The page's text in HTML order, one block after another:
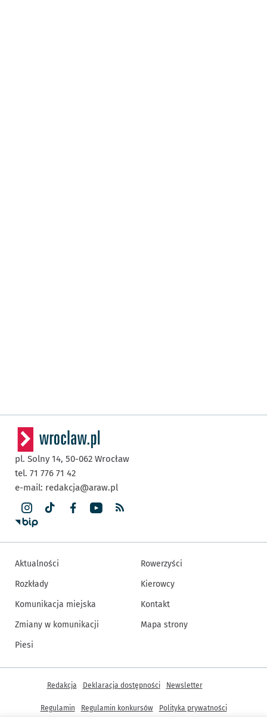
pl. Solny 14, 50-062 Wrocław
tel. 71 776 71 42
e-mail: redakcja@araw.pl
Aktualności
Rozkłady
Komunikacja miejska
Zmiany w komunikacji
Piesi
Rowerzyści
Kierowcy
Kontakt
Mapa strony
Inne informacje
Redakcja Deklaracja dostępności Newsletter
Regulamin Regulamin konkursów Polityka prywatności